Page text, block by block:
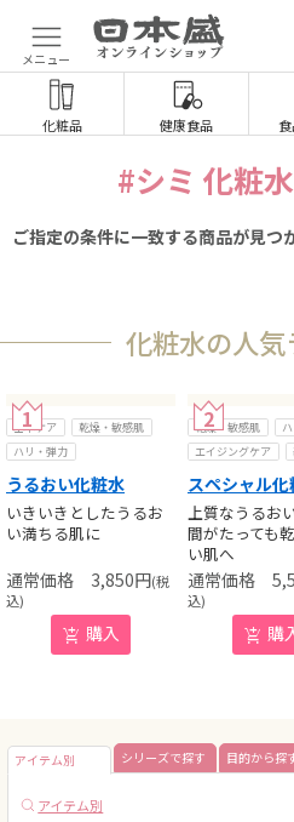
メニュー
化粧品 健康食品
#シミ 化粧水
ご指定の条件に一致する商品が見つ
化粧水の人
基本ケア
乾燥・敏感肌
ハリ・弾力
うるおい化粧水
いきいきとしたうるお
い満ちる肌に
3,850円(税
込)
購入
乾燥・敏感肌
エイジングケア
スペシャル
上質なうるお
間がたっても
い肌へ
込)
購
アイテム別 シリーズで探す 目的から探
アイテム別